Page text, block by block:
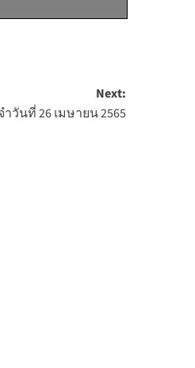
Next:
ำวันที่ 26 เมษายน 2565